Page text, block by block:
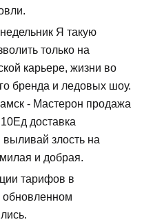
Я такую
только на
карьере, жизни во
бренда и ледовых шоу.
- Мастерон продажа
доставка
выливай злость на
и добрая.
тарифов в
обновленном